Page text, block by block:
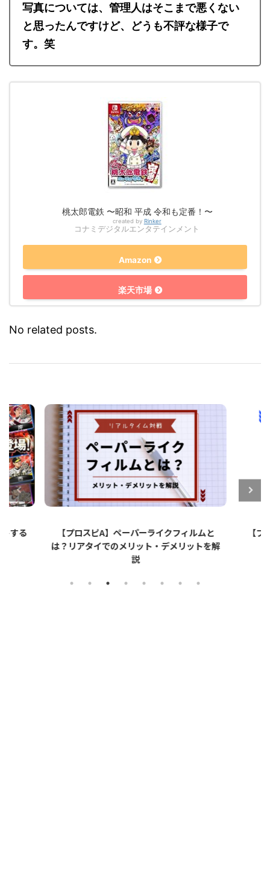
写真については、管理人はそこまで悪くない
と思ったんですけど、どうも不評な様子で
す。笑
桃太郎電鉄 〜昭和 平成 令和も定番！〜
created by Rinker
コナミデジタルエンタテインメント
Amazon
楽天市場
No related posts.
する
【プロスピA】ペーパーライクフィルムと
は？リアタイでのメリット・デメリットを解
説
【